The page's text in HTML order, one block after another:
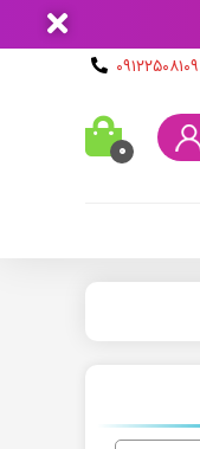
۰۹۱۲۲۵۰۸۱۰۹
۰